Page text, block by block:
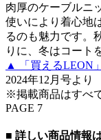
肉厚のケーブルニ
使いにより着心地
るのも魅力です。
りに、冬はコート
▲ 「買えるLEON
2024年12月号より
※掲載商品はすべ
PAGE 7
■ 詳しい商品情報